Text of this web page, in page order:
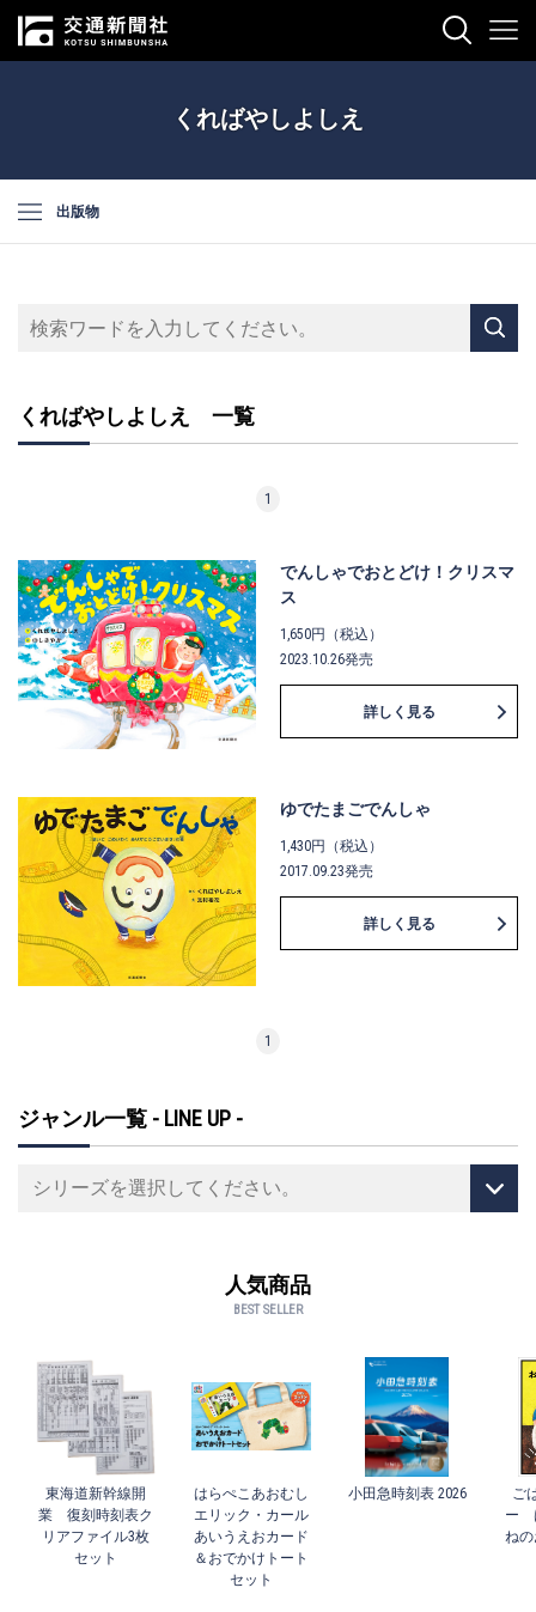
くればやしよしえ
出版物
くればやしよしえ 一覧
1
でんしゃでおとどけ！クリスマ
ス
1,650円（税込）
2023.10.26発売
詳しく見る
ゆでたまごでんしゃ
1,430円（税込）
2017.09.23発売
詳しく見る
1
ジャンル一覧 - LINE UP -
人気商品
BEST SELLER
東海道新幹線開
業 復刻時刻表ク
リアファイル3枚
セット
はらぺこあおむし
エリック・カール
あいうえおカード
＆おでかけトート
セット
小田急時刻表 2026
ご
ー
ね